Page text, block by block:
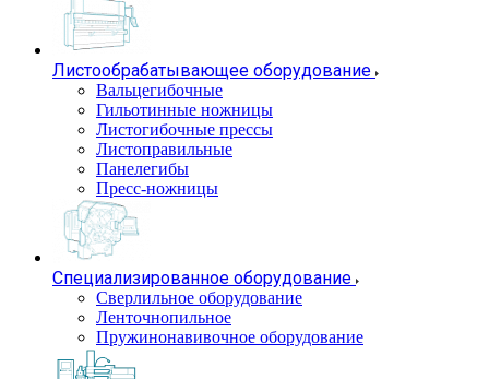
Листообрабатывающее оборудование
Вальцегибочные
Гильотинные ножницы
Листогибочные прессы
Листоправильные
Панелегибы
Пресс-ножницы
Специализированное оборудование
Сверлильное оборудование
Ленточнопильное
Пружинонавивочное оборудование